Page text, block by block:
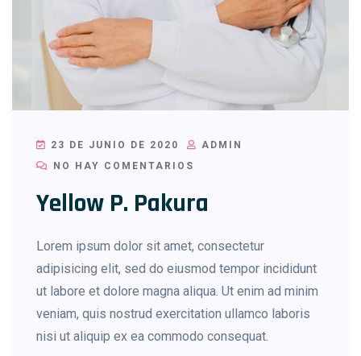
23 DE JUNIO DE 2020
ADMIN
NO HAY COMENTARIOS
Yellow P. Pakura
Lorem ipsum dolor sit amet, consectetur
adipisicing elit, sed do eiusmod tempor incididunt
ut labore et dolore magna aliqua. Ut enim ad minim
veniam, quis nostrud exercitation ullamco laboris
nisi ut aliquip ex ea commodo consequat.